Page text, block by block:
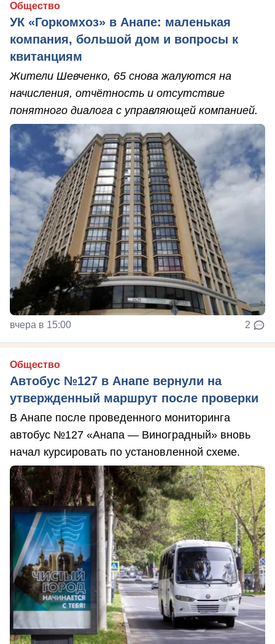
Общество
УК «Горкомхоз» в Анапе: маленькая
компания, большой дом и вопросы к
квитанциям
Жители Шевченко, 65 снова жалуются на
начисления, отчётность и отсутствие
понятного диалога с управляющей компанией.
вчера в 15:00 2
Общество
Автобус №127 в Анапе вернули на
утвержденный маршрут после проверки
В Анапе после проведенного мониторинга
автобус №127 «Анапа — Виноградный» вновь
начал курсировать по установленной схеме.